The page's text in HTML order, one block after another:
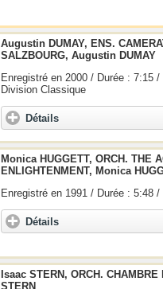
Augustin DUMAY, ENS.
SALZBOURG, Augustin DUMAY
Enregistré en 2000 / Durée : 7:15
Division Classique
Détails
Monica HUGGETT, ORCH. THE
ENLIGHTENMENT, Monica
Enregistré en 1991 / Durée : 5:48
Détails
Isaac STERN, ORCH.
STERN